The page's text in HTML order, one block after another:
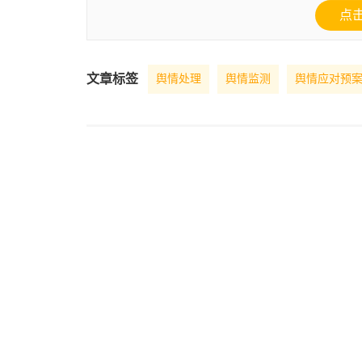
点
文章标签 舆情处理 舆情监测 舆情应对预案